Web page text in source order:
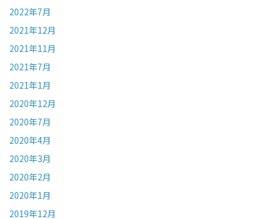
2022年7月
2021年12月
2021年11月
2021年7月
2021年1月
2020年12月
2020年7月
2020年4月
2020年3月
2020年2月
2020年1月
2019年12月